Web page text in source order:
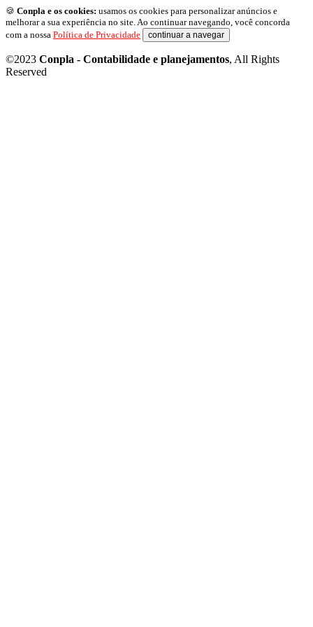
🍪 Conpla e os cookies: usamos os cookies para personalizar anúncios e
melhorar a sua experiência no site. Ao continuar navegando, você concorda
com a nossa Política de Privacidade continuar a navegar
©2023 Conpla - Contabilidade e planejamentos, All Rights
Reserved